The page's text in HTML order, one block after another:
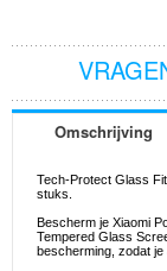
Omschrijving
Tech-Protect Glass
stuks.
Bescherm je Xiaomi
Tempered Glass
bescherming, zodat je